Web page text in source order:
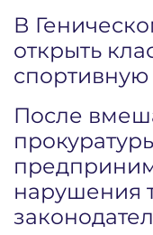
В
открыть
После
нарушения